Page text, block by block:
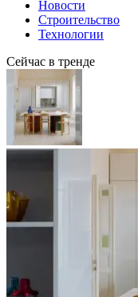
Новости
Строительство
Технологии
Сейчас в тренде